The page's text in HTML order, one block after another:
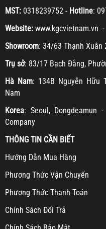
MST: 0318239752 - Hotline:
Website: www.kgcvietnam.vn -
Showroom: 34/63 Thạnh Xuân
Trụ sở: 83/17 Bạch Đằng,
Hà Nam: 134B Nguyễn Hữu
Nam
Korea: Seoul, Dongdeamun
Company
THÔNG TIN CẦN BIẾT
Hướng Dẫn Mua Hàng
Phương Thức Vận Chuyển
Phương Thức Thanh Toán
Chính Sách Đổi Trả